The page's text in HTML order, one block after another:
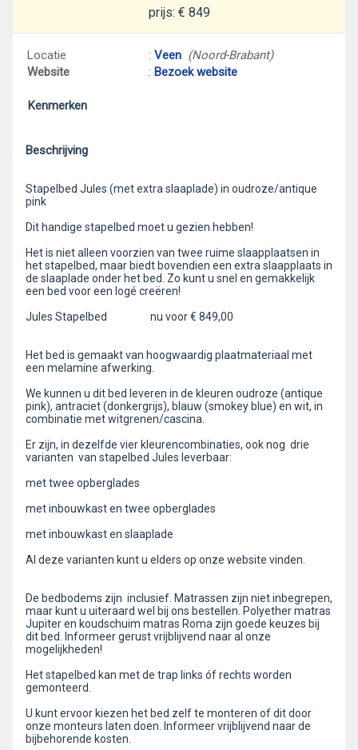
prijs: € 849
Locatie : Veen (Noord-Brabant)
Website
: Bezoek website
Kenmerken
Beschrijving
Stapelbed Jules (met extra slaaplade) in oudroze/antique
pink
Dit handige stapelbed moet u gezien hebben!
Het is niet alleen voorzien van twee ruime slaapplaatsen in
het stapelbed, maar biedt bovendien een extra slaapplaats in
de slaaplade onder het bed. Zo kunt u snel en gemakkelijk
een bed voor een logé creëren!
Jules Stapelbed nu voor € 849,00
Het bed is gemaakt van hoogwaardig plaatmateriaal met
een melamine afwerking.
We kunnen u dit bed leveren in de kleuren oudroze (antique
pink), antraciet (donkergrijs), blauw (smokey blue) en wit, in
combinatie met witgrenen/cascina.
Er zijn, in dezelfde vier kleurencombinaties, ook nog drie
varianten van stapelbed Jules leverbaar:
met twee opberglades
met inbouwkast en twee opberglades
met inbouwkast en slaaplade
Al deze varianten kunt u elders op onze website vinden.
De bedbodems zijn inclusief. Matrassen zijn niet inbegrepen,
maar kunt u uiteraard wel bij ons bestellen. Polyether matras
Jupiter en koudschuim matras Roma zijn goede keuzes bij
dit bed. Informeer gerust vrijblijvend naar al onze
mogelijkheden!
Het stapelbed kan met de trap links óf rechts worden
gemonteerd.
U kunt ervoor kiezen het bed zelf te monteren of dit door
onze monteurs laten doen. Informeer vrijblijvend naar de
bijbehorende kosten.